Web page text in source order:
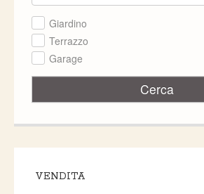
Giardino
Terrazzo
Garage
Cerca
VENDITA